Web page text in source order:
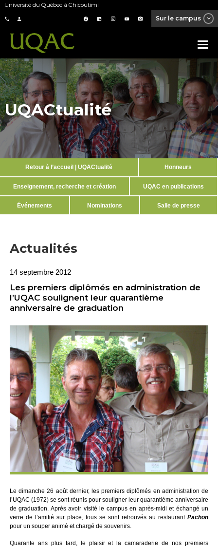
Université du Québec à Chicoutimi
Sur le campus
UQACtualité
Retour à l’accueil | UQACtualité Honneurs
Enseignement, recherche et création UQAC en publications
Événements Nominations Salle de presse
Actualités
14 septembre 2012
Les premiers diplômés en administration de
l’UQAC soulignent leur quarantième
anniversaire de graduation
Le dimanche 26 août dernier, les premiers diplômés en administration de
l’UQAC (1972) se sont réunis pour souligner leur quarantième anniversaire
de graduation. Après avoir visité le campus en après-midi et échangé un
verre de l’amitié sur place, tous se sont retrouvés au restaurant Pachon
pour un souper animé et chargé de souvenirs.
Quarante ans plus tard, le plaisir et la camaraderie de nos premiers